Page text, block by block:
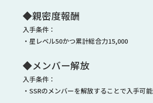
◆親密度報酬
入手条件：
・星レベル50かつ累計総合力15,000
◆メンバー解放
入手条件：
・SSRのメンバーを解放することで入手可能